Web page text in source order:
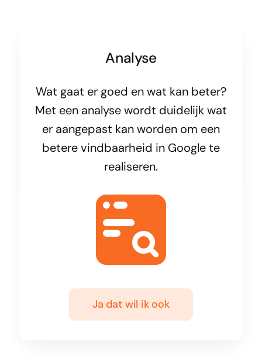
Analyse
Wat gaat er goed en wat kan beter?
Met een analyse wordt duidelijk wat
er aangepast kan worden om een
betere vindbaarheid in Google te
realiseren.
Ja dat wil ik ook